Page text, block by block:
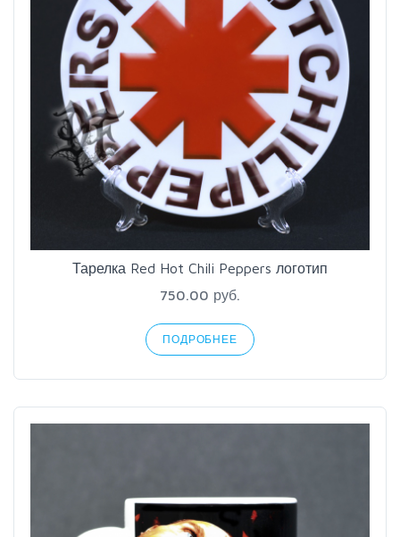
Тарелка Red Hot Chili Peppers логотип
750.00 руб.
ПОДРОБНЕЕ